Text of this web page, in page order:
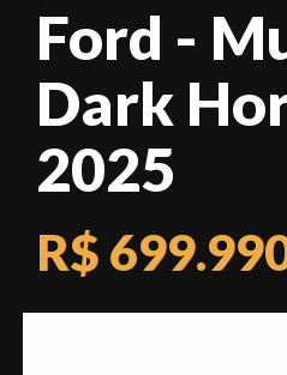
Ford -
Dark
2025
R$